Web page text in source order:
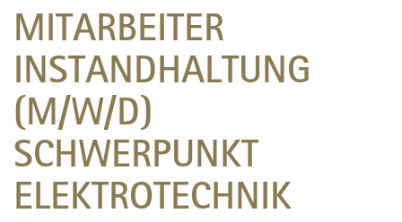
MITARBEITER
INSTANDHALTUNG
(M/W/D)
SCHWERPUNKT
ELEKTROTECHNIK